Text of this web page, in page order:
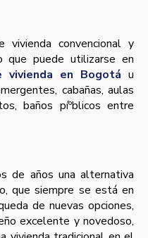
convencional y
que puede utilizarse en
vivienda en Bogotá u
cabañas, aulas
baños píºblicos entre
de años una alternativa
que siempre se está en
de nuevas opciones,
excelente y novedoso,